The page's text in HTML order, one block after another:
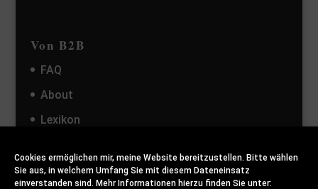
Cookies ermöglichen mir, meine Website bereitzustellen. Bitte wählen
Sie aus, in welchem Umfang Sie mit diesem Dateneinsatz
einverstanden sind. Mehr Informationen hierzu finden Sie unter:
Von B2B
FAQ
About
Lexikon